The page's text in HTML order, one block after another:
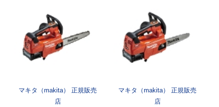
マキタ（makita） 正規販売
店
マキタ（makita） 正規販売
店